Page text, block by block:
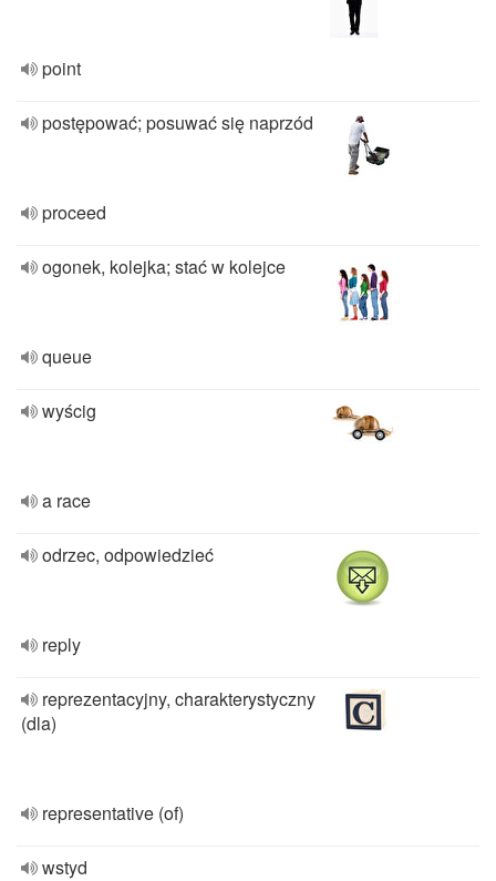
point
postępować; posuwać się naprzód
proceed
ogonek, kolejka; stać w kolejce
queue
wyścig
a race
odrzec, odpowiedzieć
reply
reprezentacyjny, charakterystyczny
(dla)
representative (of)
wstyd